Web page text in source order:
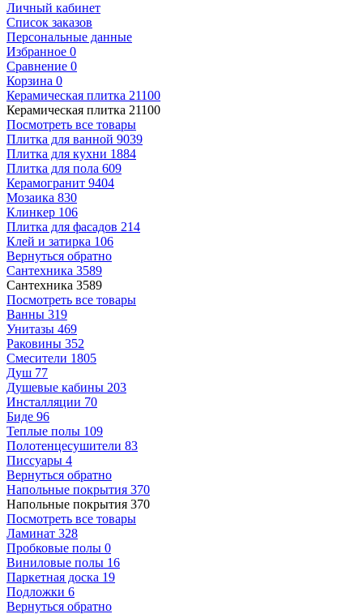
Личный кабинет
Список заказов
Персональные данные
Избранное 0
Сравнение 0
Корзина 0
Керамическая плитка 21100
Керамическая плитка 21100
Посмотреть все товары
Плитка для ванной 9039
Плитка для кухни 1884
Плитка для пола 609
Керамогранит 9404
Мозаика 830
Клинкер 106
Плитка для фасадов 214
Клей и затирка 106
Вернуться обратно
Сантехника 3589
Сантехника 3589
Посмотреть все товары
Ванны 319
Унитазы 469
Раковины 352
Смесители 1805
Душ 77
Душевые кабины 203
Инсталляции 70
Биде 96
Теплые полы 109
Полотенцесушители 83
Писсуары 4
Вернуться обратно
Напольные покрытия 370
Напольные покрытия 370
Посмотреть все товары
Ламинат 328
Пробковые полы 0
Виниловые полы 16
Паркетная доска 19
Подложки 6
Вернуться обратно